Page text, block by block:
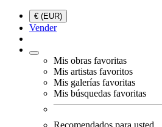
€ (EUR)
Vender
Mis obras favoritas
Mis artistas favoritos
Mis galerías favoritas
Mis búsquedas favoritas
Recomendados para usted